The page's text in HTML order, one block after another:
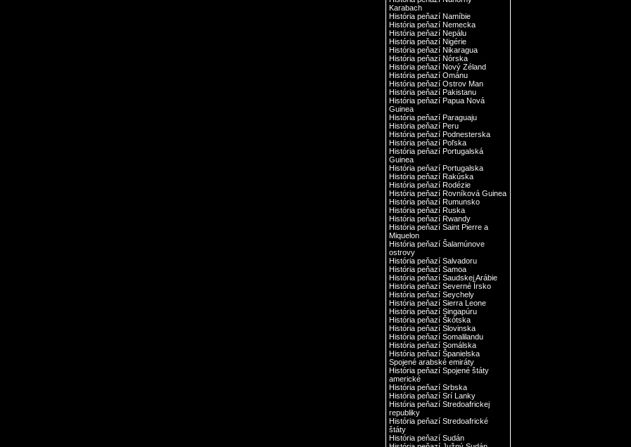
Karabach
História peňazí Namíbie
História peňazí Nemecka
História peňazí Nepálu
História peňazí Nigérie
História peňazí Nikaragua
História peňazí Nórska
História peňazí Nový Zéland
História peňazí Ománu
História peňazí Ostrov Man
História peňazí Pakistanu
História peňazí Papua Nová
Guinea
História peňazí Paraguaju
História peňazí Peru
História peňazí Podnesterska
História peňazí Poľska
História peňazí Portugalská
Guinea
História peňazí Portugalska
História peňazí Rakúska
História peňazí Rodézie
História peňazí Rovníková Guinea
História peňazí Rumunsko
História peňazí Ruska
História peňazí Rwandy
História peňazí Saint Pierre a
Miquelon
História peňazí Šalamúnove
ostrovy
História peňazí Salvadoru
História peňazí Samoa
História peňazí Saudskej Arábie
História peňazí Severné Írsko
História peňazí Seychely
História peňazí Sierra Leone
História peňazí Singapúru
História peňazí Škótska
História peňazí Slovinska
História peňazí Somalilandu
História peňazí Somálska
História peňazí Španielska
Spojené arabské emiráty
História peňazí Spojené štáty
americké
História peňazí Srbska
História peňazí Srí Lanky
História peňazí Stredoafrickej
republiky
História peňazí Stredoafrické
štáty
História peňazí Sudán